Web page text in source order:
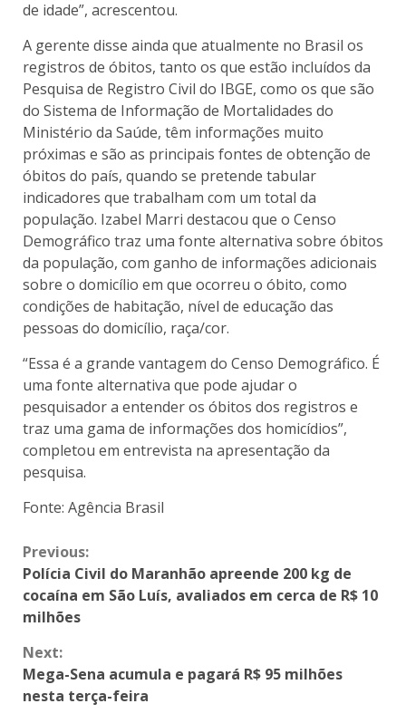
de idade”, acrescentou.
A gerente disse ainda que atualmente no Brasil os
registros de óbitos, tanto os que estão incluídos da
Pesquisa de Registro Civil do IBGE, como os que são
do Sistema de Informação de Mortalidades do
Ministério da Saúde, têm informações muito
próximas e são as principais fontes de obtenção de
óbitos do país, quando se pretende tabular
indicadores que trabalham com um total da
população. Izabel Marri destacou que o Censo
Demográfico traz uma fonte alternativa sobre óbitos
da população, com ganho de informações adicionais
sobre o domicílio em que ocorreu o óbito, como
condições de habitação, nível de educação das
pessoas do domicílio, raça/cor.
“Essa é a grande vantagem do Censo Demográfico. É
uma fonte alternativa que pode ajudar o
pesquisador a entender os óbitos dos registros e
traz uma gama de informações dos homicídios”,
completou em entrevista na apresentação da
pesquisa.
Fonte: Agência Brasil
Previous:
Polícia Civil do Maranhão apreende 200 kg de
cocaína em São Luís, avaliados em cerca de R$ 10
milhões
Next:
Mega-Sena acumula e pagará R$ 95 milhões
nesta terça-feira